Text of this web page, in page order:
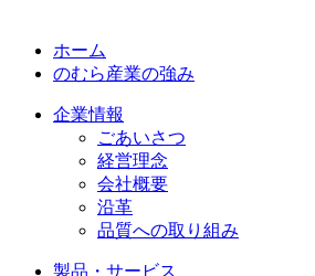
ホーム
のむら産業の強み
企業情報
ごあいさつ
経営理念
会社概要
沿革
品質への取り組み
製品・サービス